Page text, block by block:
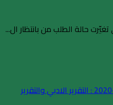
تغيّرت حالة الطلب من بانتظار ال...
الجمع العام العادي 2019-2020 : التقرير الادبي والتقرير